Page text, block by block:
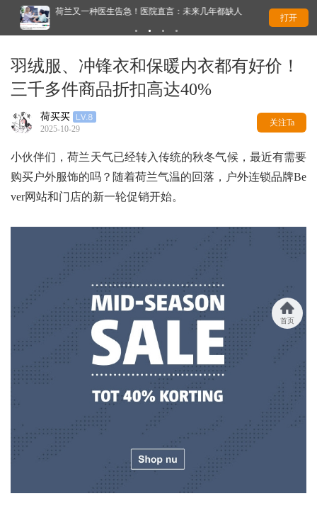
荷兰又一种医生告急！医院直言：未来几年都缺人 太
打开
羽绒服、冲锋衣和保暖内衣都有好价！
三千多件商品折扣高达40%
荷买买
2025-10-29
关注Ta
小伙伴们，荷兰天气已经转入传统的秋冬气候，最近有需要
购买户外服饰的吗？随着荷兰气温的回落，户外连锁品牌Be
ver网站和门店的新一轮促销开始。
首页